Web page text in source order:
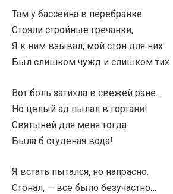
Там у бассейна в перебранке
Стояли стройные гречанки,
Я к ним взывал; мой стон для них
Был слишком чужд и слишком тих.
Вот боль затихла в свежей ране…
Но целый ад пылал в гортани!
Святыней для меня тогда
Была б студеная вода!
Я встать пытался, но напрасно.
Стонал, — все было безучастно…